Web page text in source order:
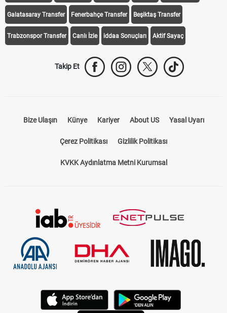
Galatasaray Transfer Fenerbahçe Transfer Beşiktaş Transfer
Trabzonspor Transfer Canlı İzle iddaa Sonuçları Aktif Sayaç
Takip Et
Bize Ulaşın Künye Kariyer About US Yasal Uyarı
Çerez Politikası Gizlilik Politikası
KVKK Aydınlatma Metni Kurumsal